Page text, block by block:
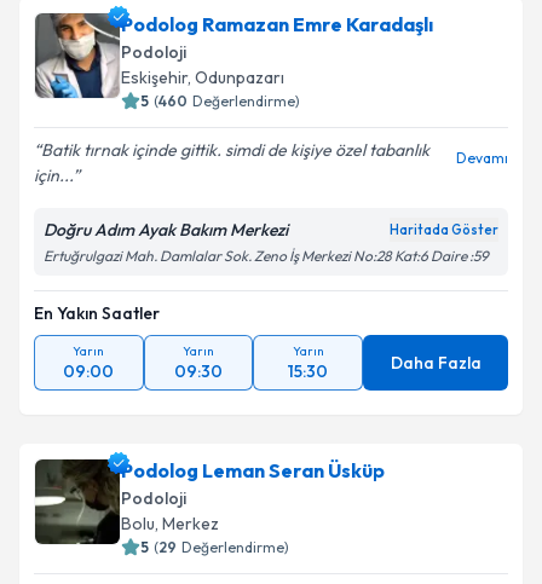
bilgilendireceğiz.
E-posta Adresiniz
kapsamda işlenmesini kabul ediyorum.
Podolog Ramazan Emre Karadaşlı
Podoloji
Eskişehir, Odunpazarı
5 (460 Değerlendirme)
Batik tırnak içinde gittik. simdi de kişiye özel tabanlık
için...
Devamı
Doğru Adım Ayak Bakım Merkezi Haritada Göster
Ertuğrulgazi Mah. Damlalar Sok. Zeno İş Merkezi No:28 Kat:6 Daire :59
En Yakın Saatler
Yarın
09:00
Yarın
09:30
Yarın
15:30 Daha Fazla
Podolog Leman Seran Üsküp
Podoloji
Bolu, Merkez
5 (29 Değerlendirme)